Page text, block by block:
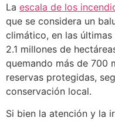
La escala de los
que se considera un
climático, en las
2.1 millones de
quemando más de 700
reservas protegidas,
conservación local.
Si bien la atención y la